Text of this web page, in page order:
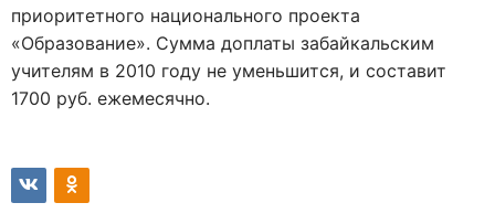
приоритетного национального проекта
«Образование». Сумма доплаты забайкальским
учителям в 2010 году не уменьшится, и составит
1700 руб. ежемесячно.